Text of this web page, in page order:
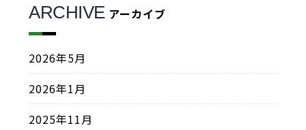
ARCHIVE アーカイブ
2026年5月
2026年1月
2025年11月